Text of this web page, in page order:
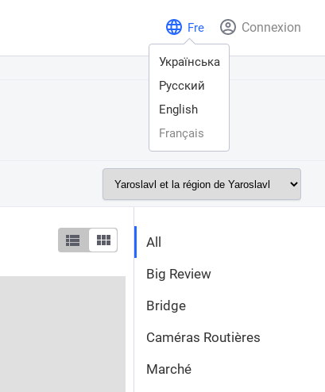
Connexion
Fre
Українська
Русский
English
Français
All
Big Review
Bridge
Caméras Routières
Marché